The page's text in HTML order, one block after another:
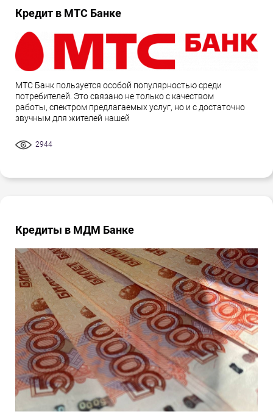
Кредит в МТС Банке
МТС Банк пользуется особой популярностью среди
потребителей. Это связано не только с качеством
работы, спектром предлагаемых услуг, но и с достаточно
звучным для жителей нашей
2944
Кредиты в МДМ Банке